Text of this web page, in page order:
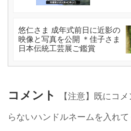
悠仁さま 成年式前日に近影の
映像と写真を公開 ＊佳子さま
日本伝統工芸展ご鑑賞
コメント
【注意】既にコ
らないハンドルネームを入れ